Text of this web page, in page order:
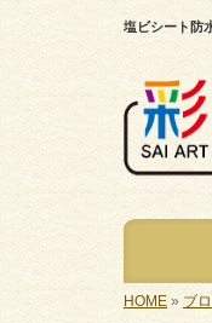
塩ビシート防
HOME » ブ